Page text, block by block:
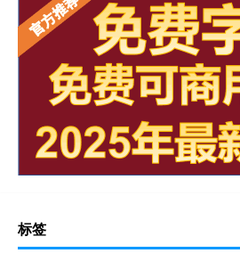
标签